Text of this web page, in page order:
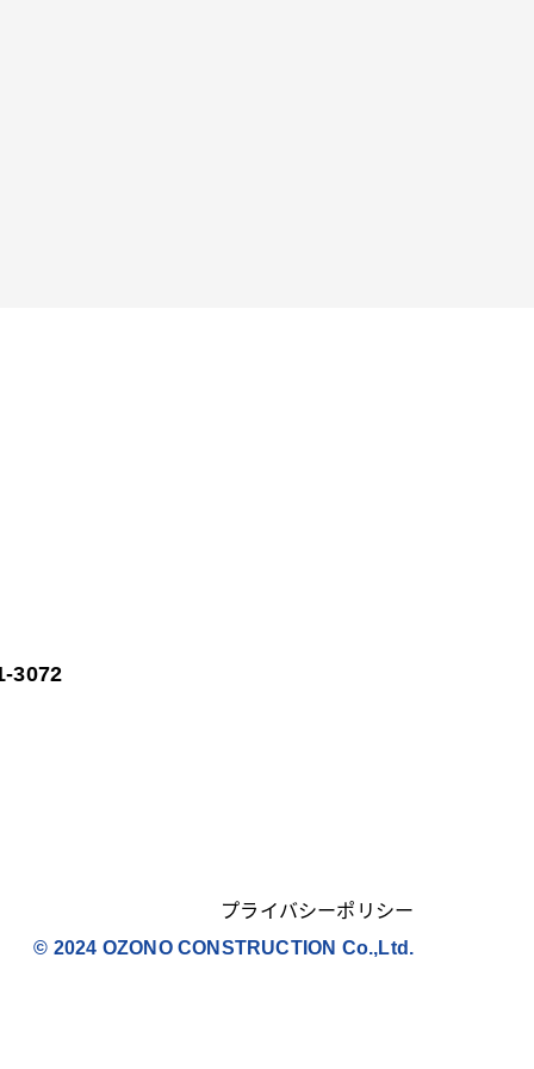
3072
プライバシーポリシー
© 2024 OZONO CONSTRUCTION Co.,Ltd.